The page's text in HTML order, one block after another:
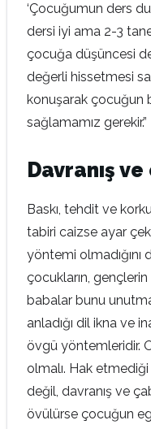
‘Çocuğumun ders
dersi iyi ama 2-3
çocuğa düşüncesi
değerli hissetmesi
konuşarak çocuğun
sağlamamız gerekir.”
Davranış
Baskı, tehdit ve
tabiri caizse ayar
yöntemi olmadığını
çocukların,
babalar bunu
anladığı dil ikna ve
övgü yöntemleridir.
olmalı. Hak
değil, davranış ve
övülürse çocuğun